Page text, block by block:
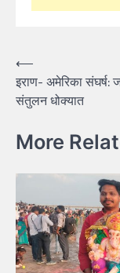
Post
navigation
⟵
इराण- अमेरिका संघर्ष:
संतुलन धोक्यात
More